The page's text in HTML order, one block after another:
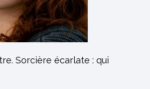
Sorcière écarlate : qui